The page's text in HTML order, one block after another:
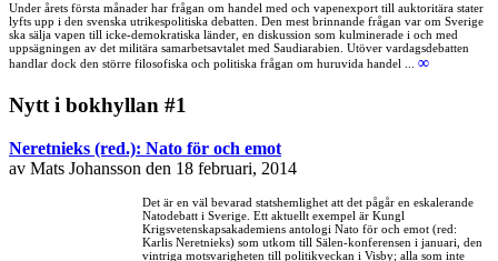
Under årets första månader har frågan om handel med och vapenexport till auktoritära stater
lyfts upp i den svenska utrikespolitiska debatten. Den mest brinnande frågan var om Sverige
ska sälja vapen till icke-demokratiska länder, en diskussion som kulminerade i och med
uppsägningen av det militära samarbetsavtalet med Saudiarabien. Utöver vardagsdebatten
handlar dock den större filosofiska och politiska frågan om huruvida handel ... ∞
Nytt i bokhyllan #1
Neretnieks (red.): Nato för och emot
av Mats Johansson den 18 februari, 2014
Det är en väl bevarad statshemlighet att det pågår en eskalerande
Natodebatt i Sverige. Ett aktuellt exempel är Kungl
Krigsvetenskapsakademiens antologi Nato för och emot (red:
Karlis Neretnieks) som utkom till Sälen-konferensen i januari, den
vintriga motsvarigheten till politikveckan i Visby; alla som inte